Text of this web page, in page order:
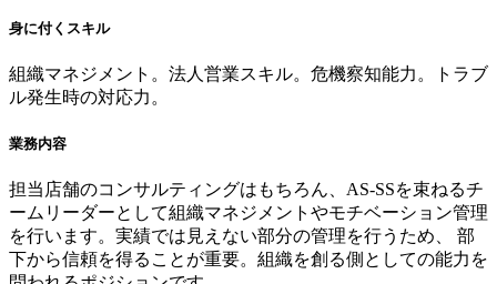
身に付くスキル
組織マネジメント。法人営業スキル。危機察知能力。トラブ
ル発生時の対応力。
業務内容
担当店舗のコンサルティングはもちろん、AS-SSを束ねるチ
ームリーダーとして組織マネジメントやモチベーション管理
を行います。実績では見えない部分の管理を行うため、 部
下から信頼を得ることが重要。組織を創る側としての能力を